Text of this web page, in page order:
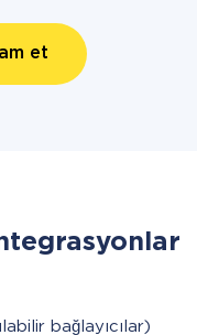
et
bağlayıcılar)